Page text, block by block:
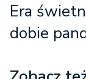
Era
dobie